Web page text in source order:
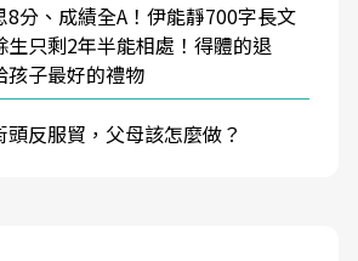
8分、成績全A！伊能靜700字長文
生只剩2年半能相處！得體的退
孩子最好的禮物
頭反服貿，父母該怎麼做？